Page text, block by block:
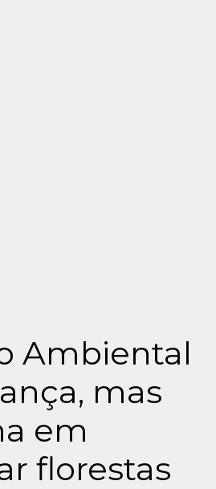
Ambiental
mas
em
florestas